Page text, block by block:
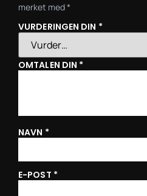
merket med*
VURDERINGEN DIN *
OMTALEN DIN *
NAVN *
E-POST *